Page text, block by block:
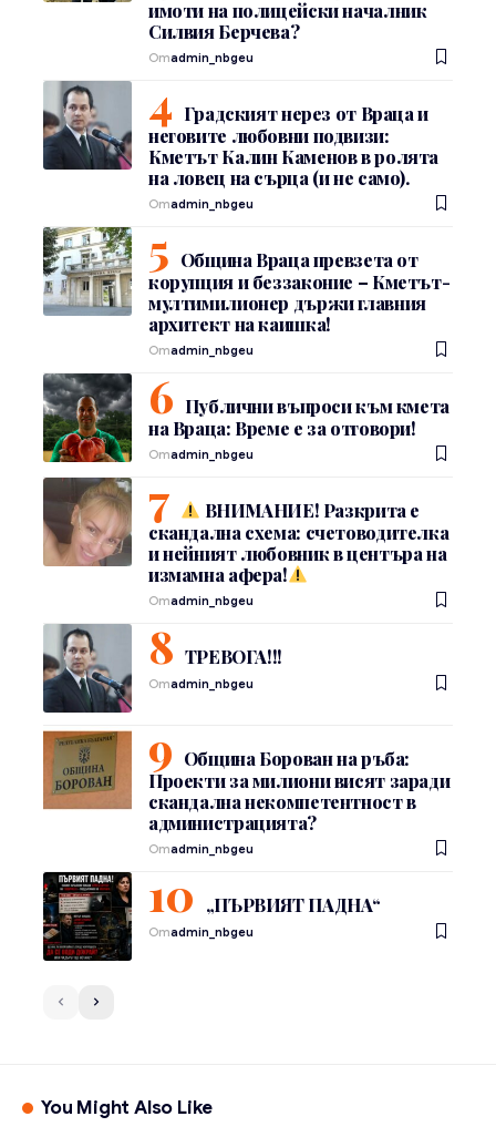
имоти на полицейски началник
Силвия Берчева?
Отadmin_nbgeu
Градският нерез от Враца и
неговите любовни подвизи:
Кметът Калин Каменов в ролята
на ловец на сърца (и не само).
Отadmin_nbgeu
Община Враца превзета от
корупция и беззаконие – Кметът-
мултимилионер държи главния
архитект на каишка!
Отadmin_nbgeu
Публични въпроси към кмета
на Враца: Време е за отговори!
Отadmin_nbgeu
ВНИМАНИЕ! Разкрита е
скандална схема: счетоводителка
и нейният любовник в центъра на
измамна афера!
Отadmin_nbgeu
ТРЕВОГА!!!
Отadmin_nbgeu
Община Борован на ръба:
Проекти за милиони висят заради
скандална некомпетентност в
администрацията?
Отadmin_nbgeu
„ПЪРВИЯТ ПАДНА“
Отadmin_nbgeu
You Might Also Like